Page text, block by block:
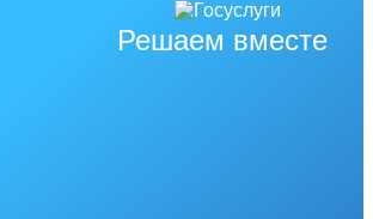
Решаем вместе